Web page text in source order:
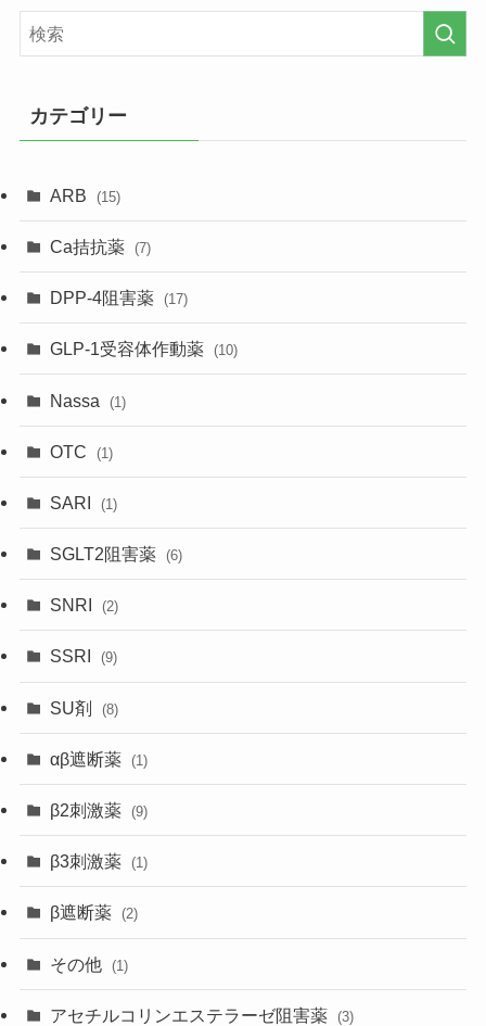
カテゴリー
ARB (15)
Ca拮抗薬 (7)
DPP-4阻害薬 (17)
GLP-1受容体作動薬 (10)
Nassa (1)
OTC (1)
SARI (1)
SGLT2阻害薬 (6)
SNRI (2)
SSRI (9)
SU剤 (8)
αβ遮断薬 (1)
β2刺激薬 (9)
β3刺激薬 (1)
β遮断薬 (2)
その他 (1)
アセチルコリンエステラーゼ阻害薬 (3)